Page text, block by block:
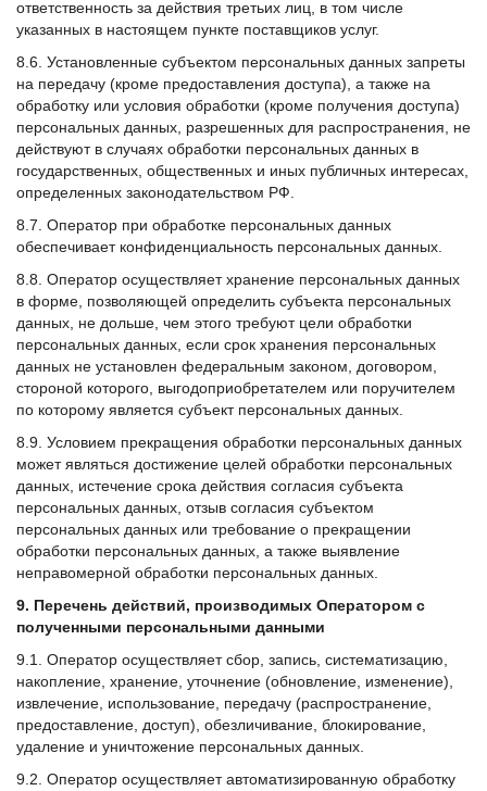
ответственность за действия третьих лиц, в том числе
указанных в настоящем пункте поставщиков услуг.
8.6. Установленные субъектом персональных данных запреты
на передачу (кроме предоставления доступа), а также на
обработку или условия обработки (кроме получения доступа)
персональных данных, разрешенных для распространения, не
действуют в случаях обработки персональных данных в
государственных, общественных и иных публичных интересах,
определенных законодательством РФ.
8.7. Оператор при обработке персональных данных
обеспечивает конфиденциальность персональных данных.
8.8. Оператор осуществляет хранение персональных данных
в форме, позволяющей определить субъекта персональных
данных, не дольше, чем этого требуют цели обработки
персональных данных, если срок хранения персональных
данных не установлен федеральным законом, договором,
стороной которого, выгодоприобретателем или поручителем
по которому является субъект персональных данных.
8.9. Условием прекращения обработки персональных данных
может являться достижение целей обработки персональных
данных, истечение срока действия согласия субъекта
персональных данных, отзыв согласия субъектом
персональных данных или требование о прекращении
обработки персональных данных, а также выявление
неправомерной обработки персональных данных.
9. Перечень действий, производимых Оператором с
полученными персональными данными
9.1. Оператор осуществляет сбор, запись, систематизацию,
накопление, хранение, уточнение (обновление, изменение),
извлечение, использование, передачу (распространение,
предоставление, доступ), обезличивание, блокирование,
удаление и уничтожение персональных данных.
9.2. Оператор осуществляет автоматизированную обработку